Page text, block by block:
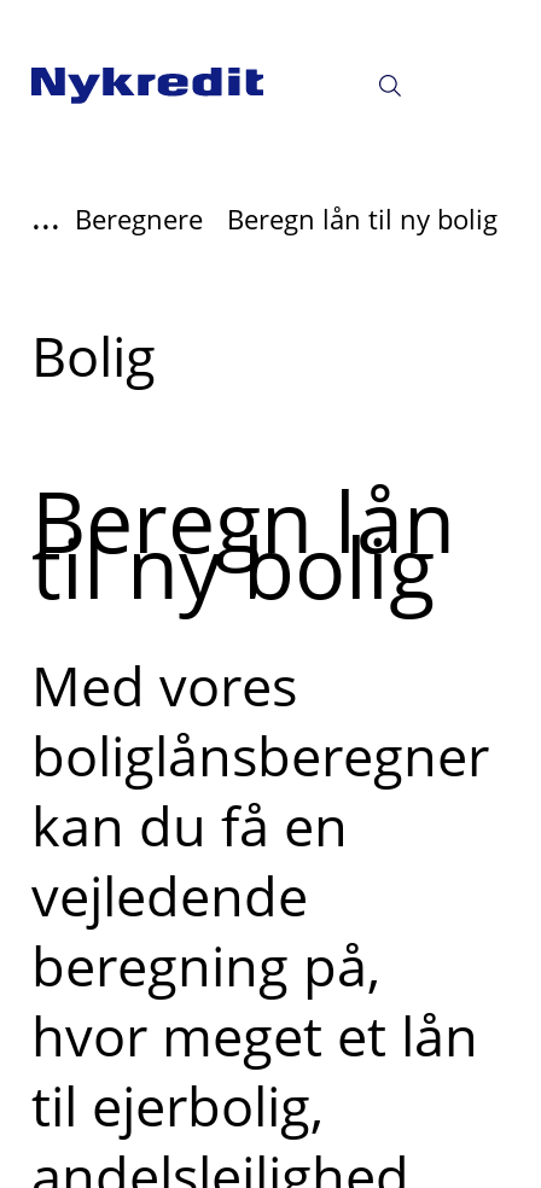
... Beregnere Beregn lån til ny bolig
Read
more
Bolig
Beregn lån
til ny bolig
Med vores
boliglånsberegner
kan du få en
vejledende
beregning på,
hvor meget et lån
til ejerbolig,